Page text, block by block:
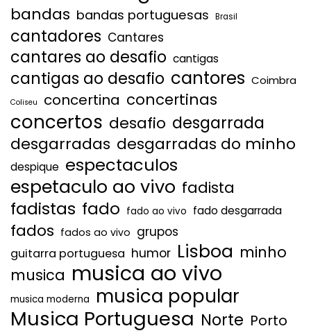
bandas bandas portuguesas Brasil
cantadores Cantares
cantares ao desafio cantigas
cantigas ao desafio cantores Coimbra
Coliseu concertina concertinas
concertos desafio desgarrada
desgarradas desgarradas do minho
despique espectaculos
espetaculo ao vivo fadista
fadistas fado fado ao vivo fado desgarrada
fados fados ao vivo grupos
guitarra portuguesa humor Lisboa minho
musica musica ao vivo
musica moderna musica popular
Musica Portuguesa Norte Porto